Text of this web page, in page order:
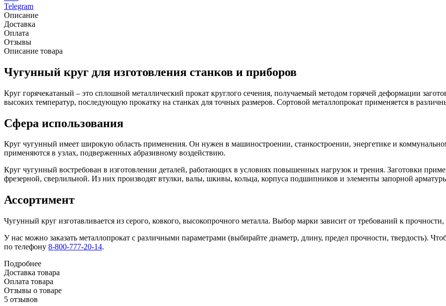
Telegram
Описание
Доставка
Оплата
Отзывы
Описание товара
Чугунный круг для изготовления станков и приборов
Круг горячекатаный – это сплошной металлический прокат круглого сечения, получаемый методом горячей деформации
высоких температур, последующую прокатку на станках для точных размеров. Сортовой металлопрокат применяется в
Сфера использования
Круг чугунный имеет широкую область применения. Он нужен в машиностроении, станкостроении, энергетике и коммунальном
применяются в узлах, подверженных абразивному воздействию.
Круг чугунный востребован в изготовлении деталей, работающих в условиях повышенных нагрузок и трения. Заготовки
фрезерной, сверлильной. Из них производят втулки, валы, шкивы, кольца, корпуса подшипников и элементы запорной
Ассортимент
Чугунный круг изготавливается из серого, ковкого, высокопрочного металла. Выбор марки зависит от требований к
У нас можно заказать металлопрокат с различными параметрами (выбирайте диаметр, длину, предел прочности, твердость).
по телефону 8-800-777-20-14.
Подробнее
Доставка товара
Оплата товара
Отзывы о товаре
5 отзывов